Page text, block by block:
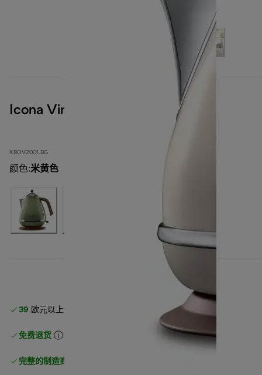
Icona Vintage
KBOV2001.BG
颜色:米黄色
39 欧元以上的标准免费送货
免费退货
完整的制造商保修